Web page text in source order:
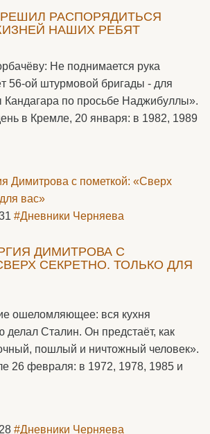
РАСПОРЯДИТЬСЯ
НАШИХ РЕБЯТ
Не поднимается рука
56-ой штурмовой бригады - для
Кандагара по просьбе Наджибуллы».
в Кремле, 20 января: в 1982, 1989
#Дневники Черняева
ДИМИТРОВА С
СЕКРЕТНО. ТОЛЬКО ДЛЯ
ошеломляющее: вся кухня
делал Сталин. Он предстаёт, как
пошлый и ничтожный человек».
26 февраля: в 1972, 1978, 1985 и
#Дневники Черняева